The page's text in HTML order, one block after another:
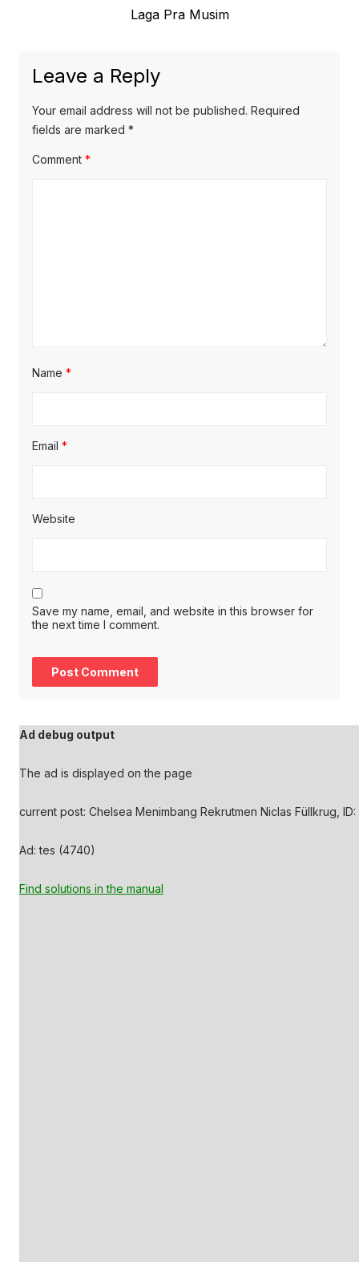
Laga Pra Musim
Leave a Reply
Your email address will not be published. Required
fields are marked *
Comment *
Name *
Email *
Website
Save my name, email, and website in this browser for
the next time I comment.
Ad debug output
The ad is displayed on the page
current post: Chelsea Menimbang Rekrutmen Niclas Füllkrug,
Ad: tes (4740)
Find solutions in the manual